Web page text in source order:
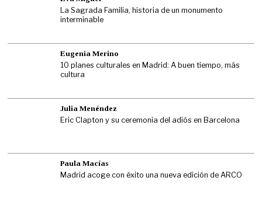
La Sagrada Familia, historia de un monumento
interminable
Eugenia Merino
10 planes culturales en Madrid: A buen tiempo, más
cultura
Julia Menéndez
Eric Clapton y su ceremonia del adiós en Barcelona
Paula Macías
Madrid acoge con éxito una nueva edición de ARCO